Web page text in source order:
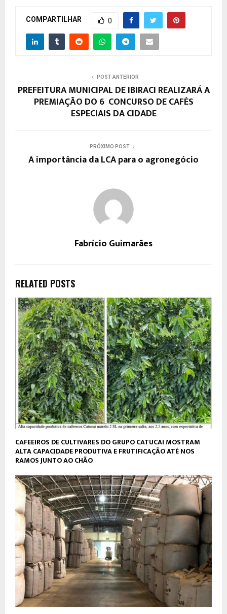
COMPARTILHAR 0
POST ANTERIOR
PREFEITURA MUNICIPAL DE IBIRACI REALIZARÁ A
PREMIAÇÃO DO 6º CONCURSO DE CAFÉS
ESPECIAIS DA CIDADE
PRÓXIMO POST
A importância da LCA para o agronegócio
Fabrício Guimarães
RELATED POSTS
CAFEEIROS DE CULTIVARES DO GRUPO CATUCAI MOSTRAM
ALTA CAPACIDADE PRODUTIVA E FRUTIFICAÇÃO ATÉ NOS
RAMOS JUNTO AO CHÃO